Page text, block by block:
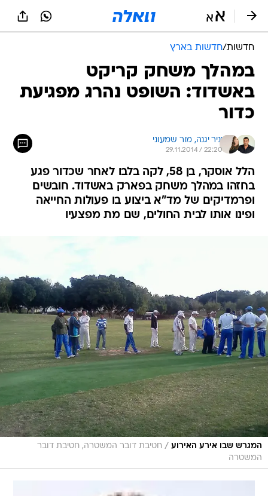
חדשות/חדשות בארץ
במהלך משחק קריקט
באשדוד: השופט נהרג מפגיעת
כדור
יניר יגנה, מור שמעוני
29.11.2014 / 22:20
הלל אוסקר, בן 58, לקה בלבו לאחר שכדור פגע
בחזהו במהלך משחק בפארק באשדוד. חובשים
ופרמדיקים של מד"א ביצוע בו פעולות החייאה
ופינו אותו לבית החולים, שם מת מפצעיו
המגרש שבו אירע האירוע / חטיבת דובר המשטרה, חטיבת דובר
המשטרה